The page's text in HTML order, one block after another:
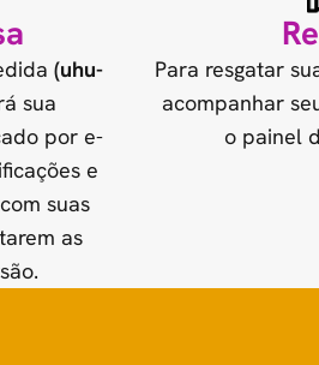
(uhu-
sua
por e-
e
suas
as
Para resgatar
acompanhar
o painel